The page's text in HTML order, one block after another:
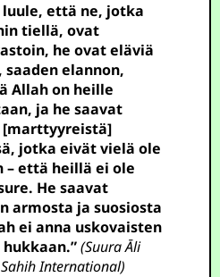
luule, että ne, jotka
tiellä, ovat
he ovat eläviä
saaden elannon,
Allah on heille
ja he saavat
jotka eivät vielä ole
että heillä ei ole
He saavat
armosta ja suosiosta
ei anna uskovaisten
(Suura Āli
Sahih International)